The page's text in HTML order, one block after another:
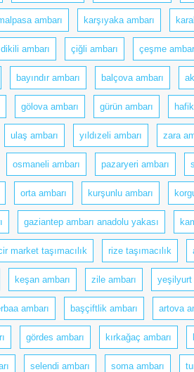
ambarı karşıyaka ambarı
dikili ambarı çiğli ambarı çeşme
bayındır ambarı balçova ambarı
gölova ambarı gürün ambarı
ulaş ambarı yıldızeli ambarı zara
osmaneli ambarı pazaryeri ambarı
orta ambarı kurşunlu ambarı
gaziantep ambarı anadolu yakası
market taşımacılık rize taşımacılık
keşan ambarı zile ambarı yeşilyurt
ambarı başçiftlik ambarı artova
gördes ambarı kırkağaç ambarı
selendi ambarı soma ambarı